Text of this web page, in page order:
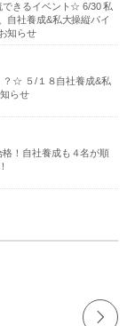
きるイベント☆ 6/30 私
自社養成&私大操縦パイ
知らせ
☆ ５/１８自社養成&私
らせ
！自社養成も４名が順